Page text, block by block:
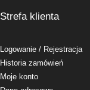
Strefa klienta
Logowanie / Rejestracja
Historia zamówień
Moje konto